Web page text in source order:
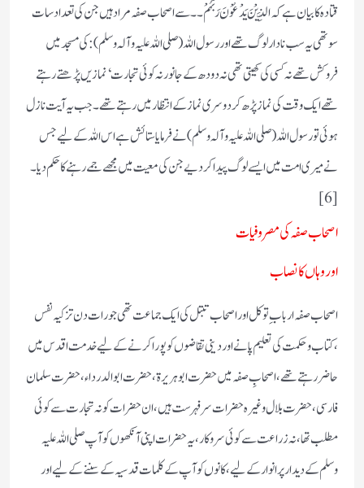
قتادہ کا بیان ہے کہ الَّذِیْنَ یَدْعُوْنَ رَبَّہُمْ۔۔ سے اصحاب صفہ مراد ہیں جن کی تعداد سات
سو تھی یہ سب نادار لوگ تھے اور رسول اللہ ( صلی اللہ علیہ و آلہ وسلم) : کی مسجد میں
فروکش تھے نہ کسی کی کھیتی تھی نہ دودھ کے جانور نہ کوئی تجارت‘ نمازیں پڑھتے رہتے
تھے ایک وقت کی نماز پڑھ کر دوسری نماز کے انتظار میں رہتے تھے۔ جب یہ آیت نازل
ہوئی تو رسول اللہ ( صلی اللہ علیہ و آلہ وسلم) نے فرمایا ستائش ہے اس اللہ کے لیے جس
نے میری امت میں ایسے لوگ پیدا کر دیے جن کی معیت میں مجھے جمے رہنے کا حکم دیا۔
[6]
اصحاب صفہ کی مصروفیات
اور وہاں کا نصاب
اصحاب صفہ ارباب ِتوکل اور اصحاب تبتل کی ایک جماعت تھی جو رات دن تزکیہ نفس
،کتاب و حکمت کی تعلیم پانے اور دینی تقاضوں کو پورا کرنے کے لیے خدمت اقد س میں
حاضر رہتے تھے ،اصحابِ صفہ میں حضرت ابوہریرة ، حضرت ابوالدرداء،حضرت سلمان
فارسی، حضرت بلال وغیرہ حضرات سر فہرست ہیں،ان حضرات کو نہ تجارت سے کوئی
مطلب تھا،نہ زراعت سے کوئی سروکار، یہ حضرات اپنی آنکھوں کو آپ صلی اللہ علیہ
وسلم کے دیدار پرانوار کے لیے ،کانوں کو آپ کے کلمات قدسیہ کے سننے کے لیے اور